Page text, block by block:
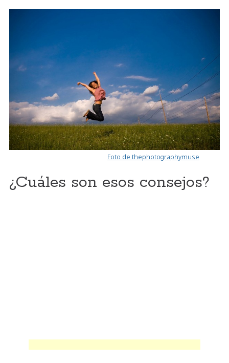
Foto de thephotographymuse
¿Cuáles son esos consejos?